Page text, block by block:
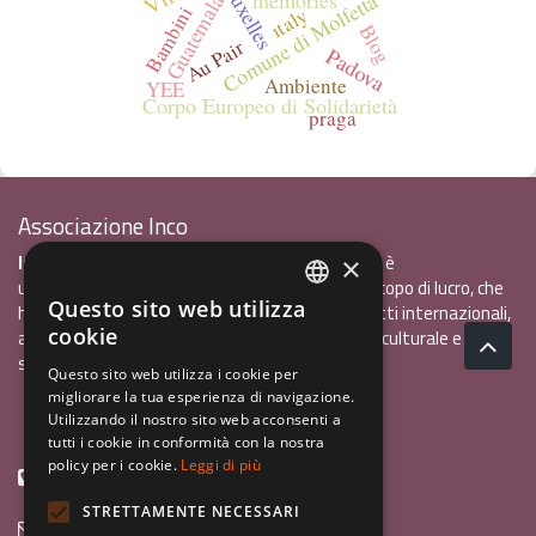
Comune di Molfetta
Corpo Europeo di Solidarietà
Guatemala Padova
Ambiente
Au Pair
Bambini Blog
ıtaly
praga
YEE
Associazione Inco
InCo - Interculturalità & Comunicazione APSè
un'associazione di promozione sociale, senza scopo di lucro, che
ha l'obiettivo di promuovere gli scambi e i contatti internazionali,
al fine accrescere tra i giovani la sensibilità interculturale e la
solidarietà internazionale.
Privacy policy.pdf120,41 kB
+39 0461 1822775
info@incoweb.org
GERMAN
×
Questo sito web utilizza
cookie
Questo sito web utilizza i cookie per
migliorare la tua esperienza di navigazione.
Utilizzando il nostro sito web acconsenti a
tutti i cookie in conformità con la nostra
policy per i cookie. Leggi di più
STRETTAMENTE NECESSARI